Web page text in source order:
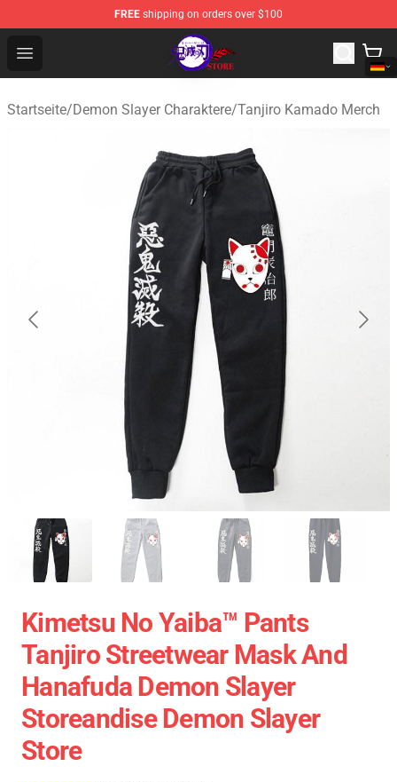
FREE shipping on orders over $100
Open menu
Kimetsu no Yaiba Store - Official Kimetsu no Yaiba
Startseite/Demon Slayer Charaktere/Tanjiro Kamado Merch
Kimetsu No Yaiba™ Pants
Tanjiro Streetwear Mask And
Hanafuda Demon Slayer
Storeandise Demon Slayer
Store